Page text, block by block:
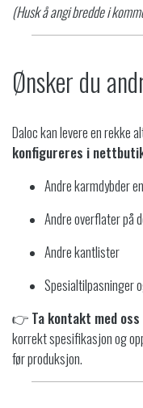
(Husk å angi bredde i
Ønsker du
Daloc kan levere en rekke
konfigureres i
Andre karmdybder
Andre overflater på
Andre kantlister
Spesialtilpasninger
👉 Ta kontakt med
korrekt spesifikasjon og
før produksjon.